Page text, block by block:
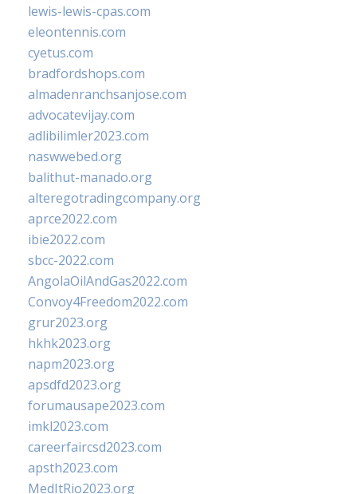
lewis-lewis-cpas.com
eleontennis.com
cyetus.com
bradfordshops.com
almadenranchsanjose.com
advocatevijay.com
adlibilimler2023.com
naswwebed.org
balithut-manado.org
alteregotradingcompany.org
aprce2022.com
ibie2022.com
sbcc-2022.com
AngolaOilAndGas2022.com
Convoy4Freedom2022.com
grur2023.org
hkhk2023.org
napm2023.org
apsdfd2023.org
forumausape2023.com
imkl2023.com
careerfaircsd2023.com
apsth2023.com
MedItRio2023.org